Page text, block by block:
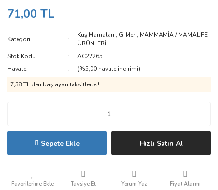
71,00 TL
Kategori
Kuş Mamaları , G-Mer, MAMMAMİA / MAMALİFE
ÜRÜNLERİ
Stok Kodu
AC22265
Havale
(%5,00 havale indirimi)
7,38 TL den başlayan taksitlerle!!
Sepete Ekle Hızlı Satın Al
Tavsiye Et Yorum Yaz Fiyat Alarmı